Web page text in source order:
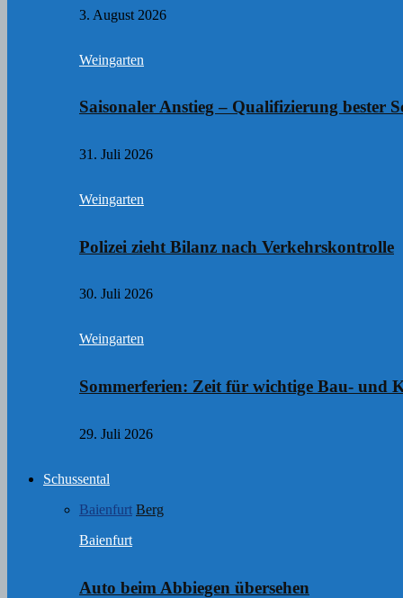
3. August 2026
Weingarten
Saisonaler Anstieg – Qualifizierung bester
31. Juli 2026
Weingarten
Polizei zieht Bilanz nach Verkehrskontrolle
30. Juli 2026
Weingarten
Sommerferien: Zeit für wichtige Bau- und
29. Juli 2026
Schussental
Baienfurt Berg
Baienfurt
Auto beim Abbiegen übersehen